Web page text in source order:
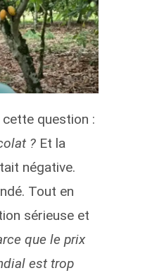
cette question :
? Et la
négative.
Tout en
sérieuse et
que le prix
est trop